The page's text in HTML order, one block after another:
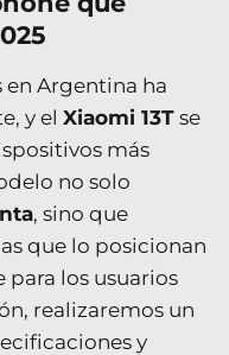
Argentina ha
y el Xiaomi 13T se
más
no solo
, sino que
que lo posicionan
los usuarios
realizaremos un
y